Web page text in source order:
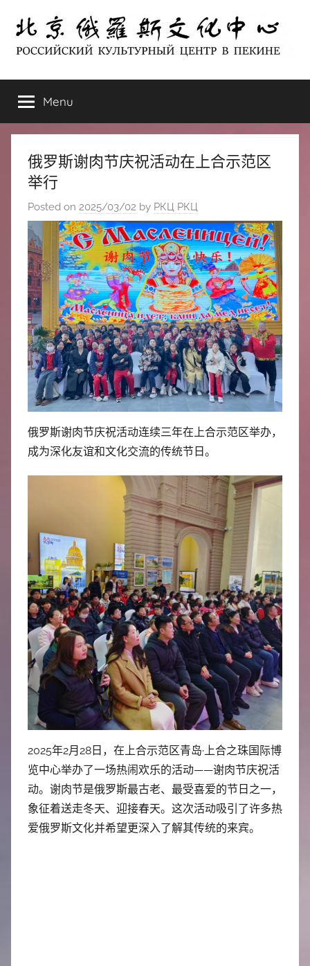
content
北
京
俄
罗
斯
文
化
中
心
ЦЕНТР
В
ПЕКИНЕ
Menu
俄罗斯谢肉节庆祝活动在上合示范区
举行
Posted on 2025/03/02 by РКЦ РКЦ
俄罗斯谢肉节庆祝活动连续三年在上合示范区举办，
成为深化友谊和文化交流的传统节日。
2025年2月28日，在上合示范区青岛·上合之珠国际博
览中心举办了一场热闹欢乐的活动——谢肉节庆祝活
动。谢肉节是俄罗斯最古老、最受喜爱的节日之一，
象征着送走冬天、迎接春天。这次活动吸引了许多热
爱俄罗斯文化并希望更深入了解其传统的来宾。